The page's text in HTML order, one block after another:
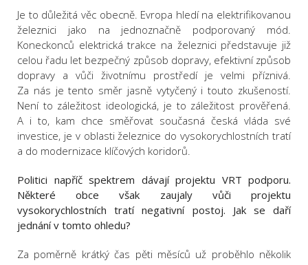
Je to důležitá věc obecně. Evropa hledí na elektrifikovanou
železnici jako na jednoznačně podporovaný mód.
Koneckonců elektrická trakce na železnici představuje již
celou řadu let bezpečný způsob dopravy, efektivní způsob
dopravy a vůči životnímu prostředí je velmi příznivá.
Za nás je tento směr jasně vytyčený i touto zkušeností.
Není to záležitost ideologická, je to záležitost prověřená.
A i to, kam chce směřovat současná česká vláda své
investice, je v oblasti železnice do vysokorychlostních tratí
a do modernizace klíčových koridorů.
Politici napříč spektrem dávají projektu VRT podporu.
Některé obce však zaujaly vůči projektu
vysokorychlostních tratí negativní postoj. Jak se daří
jednání v tomto ohledu?
Za poměrně krátký čas pěti měsíců už proběhlo několik